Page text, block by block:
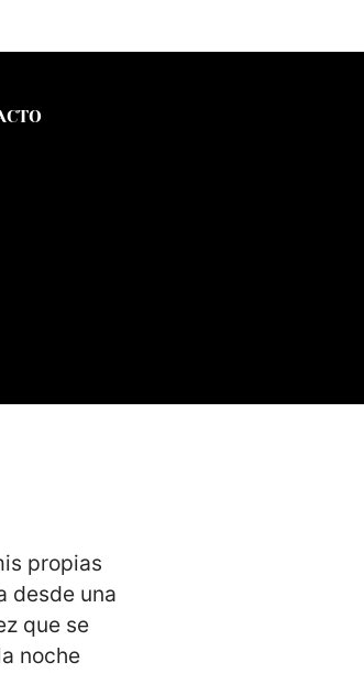
propias
desde una
que se
noche